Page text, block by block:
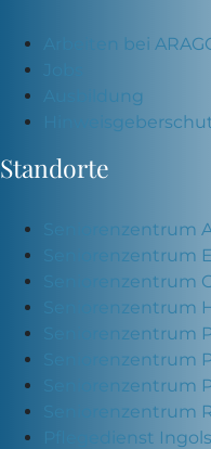
Arbeiten bei
Ausbildung
Standorte
Seniorenzentrum
Seniorenzentrum
Seniorenzentrum
Seniorenzentrum
Seniorenzentrum
Seniorenzentrum
Seniorenzentrum
Seniorenzentrum
Pflegedienst